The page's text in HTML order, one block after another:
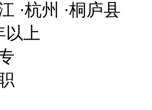
·杭州 ·桐庐县
以上